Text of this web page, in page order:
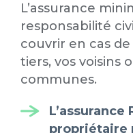
L’assurance
responsabilité
couvrir en cas
tiers, vos voisins
communes.
propriétaire